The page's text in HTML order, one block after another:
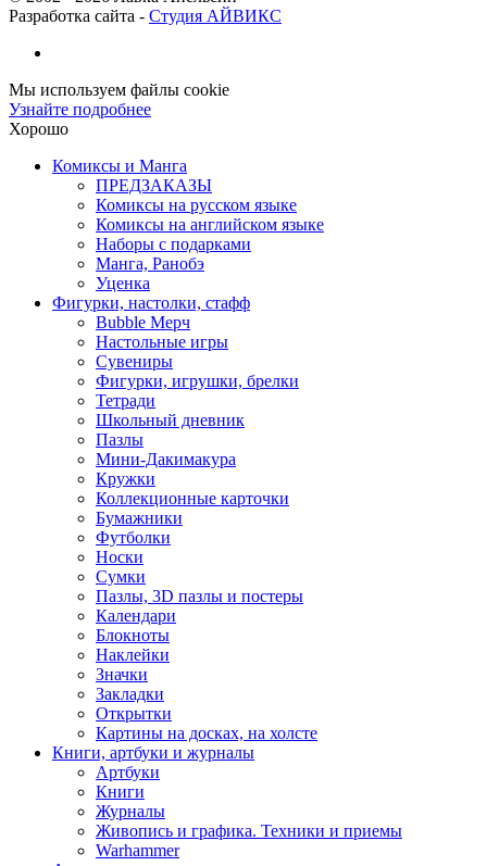
Разработка сайта - Студия АЙВИКС
Мы используем файлы cookie
Узнайте подробнее
Хорошо
Комиксы и Манга
ПРЕДЗАКАЗЫ
Комиксы на русском языке
Комиксы на английском языке
Наборы с подарками
Манга, Ранобэ
Уценка
Фигурки, настолки, стафф
Bubble Мерч
Настольные игры
Сувениры
Фигурки, игрушки, брелки
Тетради
Школьный дневник
Пазлы
Мини-Дакимакура
Кружки
Коллекционные карточки
Бумажники
Футболки
Носки
Сумки
Пазлы, 3D пазлы и постеры
Календари
Блокноты
Наклейки
Значки
Закладки
Открытки
Картины на досках, на холсте
Книги, артбуки и журналы
Артбуки
Книги
Журналы
Живопись и графика. Техники и приемы
Warhammer